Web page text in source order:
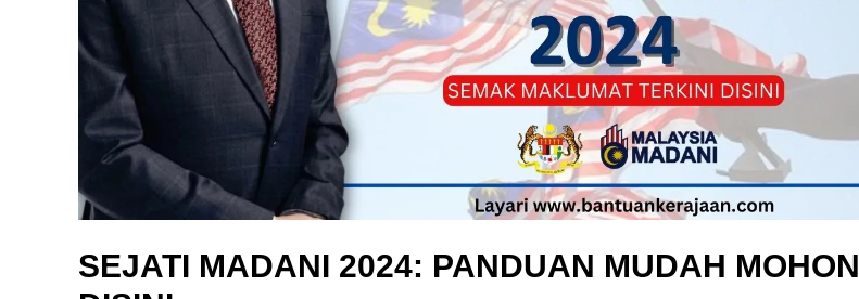
SEJATI MADANI 2024: PANDUAN MUDAH MOHON